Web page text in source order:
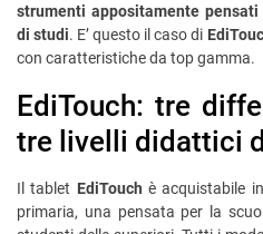
strumenti appositamente
di studi. E’ questo il caso di
con caratteristiche da top gamma.
EdiTouch: tre
tre livelli didattici
Il tablet EdiTouch è acquistabile
primaria, una pensata per la